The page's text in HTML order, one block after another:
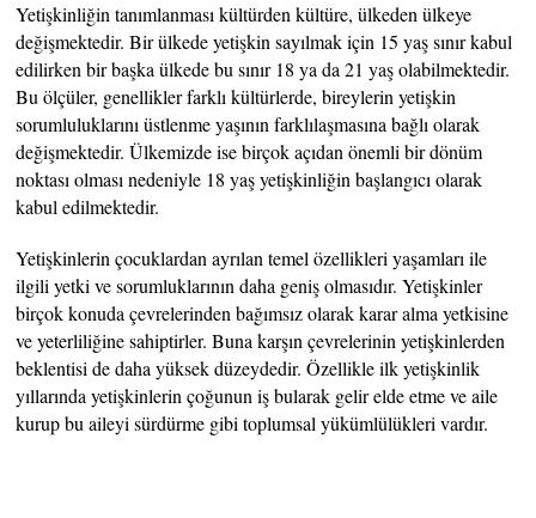
Yetişkinliğin tanımlanması kültürden kültüre, ülkeden ülkeye
değişmektedir. Bir ülkede yetişkin sayılmak için 15 yaş sınır kabul
edilirken bir başka ülkede bu sınır 18 ya da 21 yaş olabilmektedir.
Bu ölçüler, genellikler farklı kültürlerde, bireylerin yetişkin
sorumluluklarını üstlenme yaşının farklılaşmasına bağlı olarak
değişmektedir. Ülkemizde ise birçok açıdan önemli bir dönüm
noktası olması nedeniyle 18 yaş yetişkinliğin başlangıcı olarak
kabul edilmektedir.
Yetişkinlerin çocuklardan ayrılan temel özellikleri yaşamları ile
ilgili yetki ve sorumluklarının daha geniş olmasıdır. Yetişkinler
birçok konuda çevrelerinden bağımsız olarak karar alma yetkisine
ve yeterliliğine sahiptirler. Buna karşın çevrelerinin yetişkinlerden
beklentisi de daha yüksek düzeydedir. Özellikle ilk yetişkinlik
yıllarında yetişkinlerin çoğunun iş bularak gelir elde etme ve aile
kurup bu aileyi sürdürme gibi toplumsal yükümlülükleri vardır.